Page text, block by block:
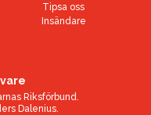
Tipsa oss
Insändare
Riksförbund.
Dalenius.